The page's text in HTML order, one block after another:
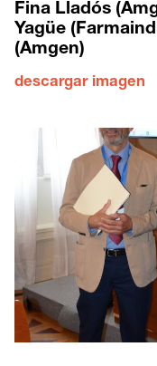
Fina Lladós
Yagüe
(Amgen)
descargar imagen